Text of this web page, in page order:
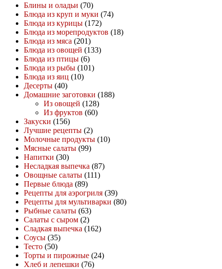
Блины и оладьи (70)
Блюда из круп и муки (74)
Блюда из курицы (172)
Блюда из морепродуктов (18)
Блюда из мяса (201)
Блюда из овощей (133)
Блюда из птицы (6)
Блюда из рыбы (101)
Блюда из яиц (10)
Десерты (40)
Домашние заготовки (188)
Из овощей (128)
Из фруктов (60)
Закуски (156)
Лучшие рецепты (2)
Молочные продукты (10)
Мясные салаты (99)
Напитки (30)
Несладкая выпечка (87)
Овощные салаты (111)
Первые блюда (89)
Рецепты для аэрогриля (39)
Рецепты для мультиварки (80)
Рыбные салаты (63)
Салаты с сыром (2)
Сладкая выпечка (162)
Соусы (35)
Тесто (50)
Торты и пирожные (24)
Хлеб и лепешки (76)